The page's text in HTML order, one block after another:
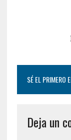
SÉ EL PRIMERO
Deja un